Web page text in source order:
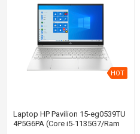
HOT
Laptop HP Pavilion 15-eg0539TU
4P5G6PA (Core i5-1135G7/Ram